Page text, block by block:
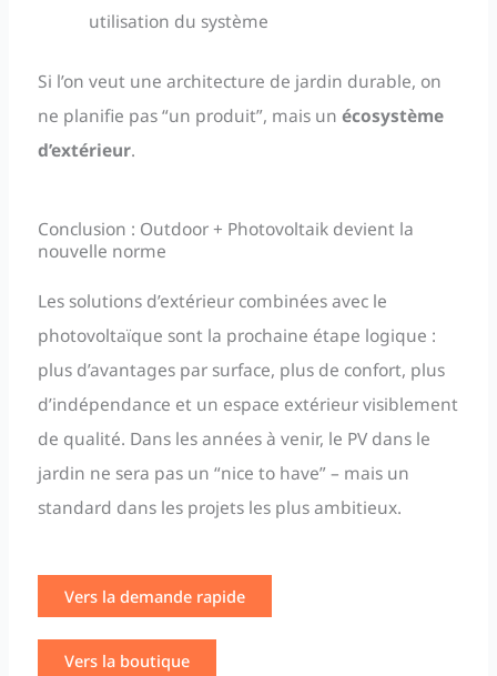
utilisation du système
Si l’on veut une architecture de jardin durable, on
ne planifie pas “un produit”, mais un écosystème
d’extérieur.
Conclusion : Outdoor + Photovoltaik devient la
nouvelle norme
Les solutions d’extérieur combinées avec le
photovoltaïque sont la prochaine étape logique :
plus d’avantages par surface, plus de confort, plus
d’indépendance et un espace extérieur visiblement
de qualité. Dans les années à venir, le PV dans le
jardin ne sera pas un “nice to have” – mais un
standard dans les projets les plus ambitieux.
Vers la demande rapide
Vers la boutique